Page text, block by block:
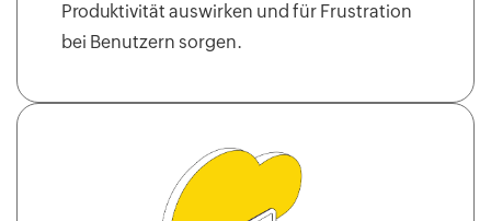
Produktivität auswirken und für Frustration
bei Benutzern sorgen.